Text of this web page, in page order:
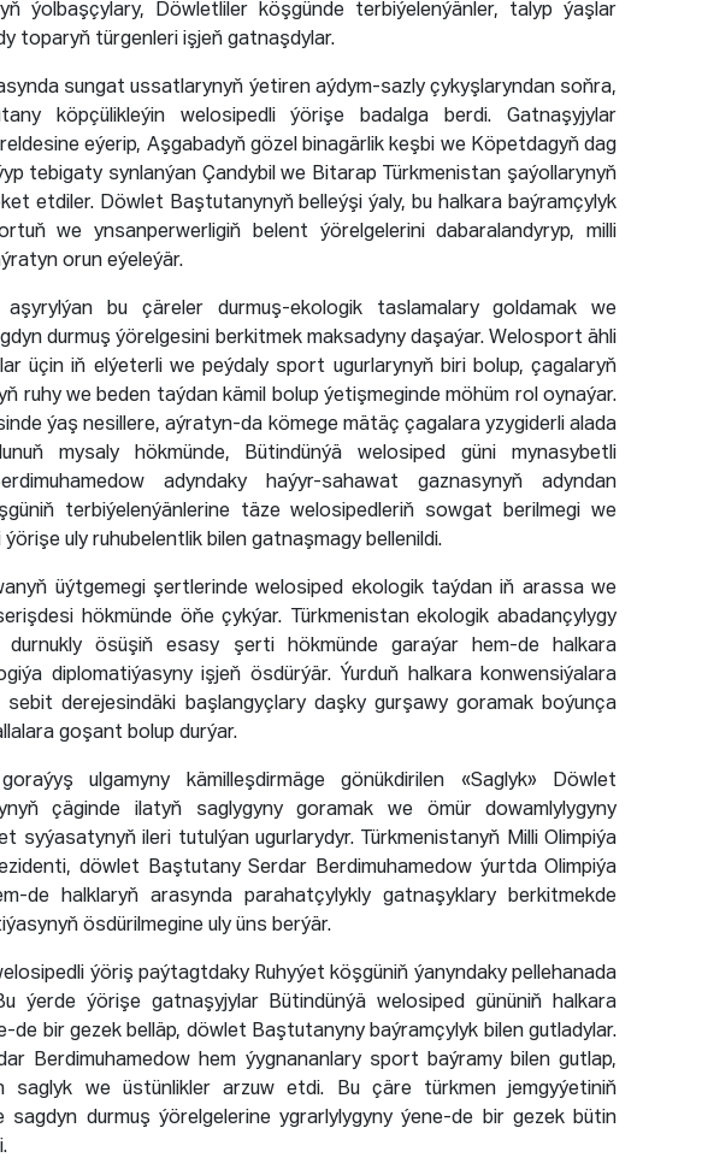
ýolbaşçylary, Döwletliler köşgünde terbiýelenýänler, talyp ýaşlar
toparyň türgenleri işjeň gatnaşdylar.
sungat ussatlarynyň ýetiren aýdym-sazly çykyşlaryndan soňra,
köpçülikleýin welosipedli ýörişe badalga berdi. Gatnaşyjylar
eýerip, Aşgabadyň gözel binagärlik keşbi we Köpetdagyň dag
tebigaty synlanýan Çandybil we Bitarap Türkmenistan şaýollarynyň
etdiler. Döwlet Baştutanynyň belleýşi ýaly, bu halkara baýramçylyk
we ynsanperwerligiň belent ýörelgelerini dabaralandyryp, milli
orun eýeleýär.
aşyrylýan bu çäreler durmuş-ekologik taslamalary goldamak we
durmuş ýörelgesini berkitmek maksadyny daşaýar. Welosport ähli
üçin iň elýeterli we peýdaly sport ugurlarynyň biri bolup, çagalaryň
ruhy we beden taýdan kämil bolup ýetişmeginde möhüm rol oynaýar.
ýaş nesillere, aýratyn-da kömege mätäç çagalara yzygiderli alada
mysaly hökmünde, Bütindünýä welosiped güni mynasybetli
adyndaky haýyr-sahawat gaznasynyň adyndan
terbiýelenýänlerine täze welosipedleriň sowgat berilmegi we
ýörişe uly ruhubelentlik bilen gatnaşmagy bellenildi.
üýtgemegi şertlerinde welosiped ekologik taýdan iň arassa we
hökmünde öňe çykýar. Türkmenistan ekologik abadançylygy
durnukly ösüşiň esasy şerti hökmünde garaýar hem-de halkara
diplomatiýasyny işjeň ösdürýär. Ýurduň halkara konwensiýalara
sebit derejesindäki başlangyçlary daşky gurşawy goramak boýunça
goşant bolup durýar.
ulgamyny kämilleşdirmäge gönükdirilen «Saglyk» Döwlet
çäginde ilatyň saglygyny goramak we ömür dowamlylygyny
syýasatynyň ileri tutulýan ugurlarydyr. Türkmenistanyň Milli Olimpiýa
döwlet Baştutany Serdar Berdimuhamedow ýurtda Olimpiýa
de halklaryň arasynda parahatçylykly gatnaşyklary berkitmekde
ösdürilmegine uly üns berýär.
ýöriş paýtagtdaky Ruhyýet köşgüniň ýanyndaky pellehanada
ýerde ýörişe gatnaşyjylar Bütindünýä welosiped gününiň halkara
de bir gezek belläp, döwlet Baştutanyny baýramçylyk bilen gutladylar.
Berdimuhamedow hem ýygnananlary sport baýramy bilen gutlap,
saglyk we üstünlikler arzuw etdi. Bu çäre türkmen jemgyýetiniň
sagdyn durmuş ýörelgelerine ygrarlylygyny ýene-de bir gezek bütin